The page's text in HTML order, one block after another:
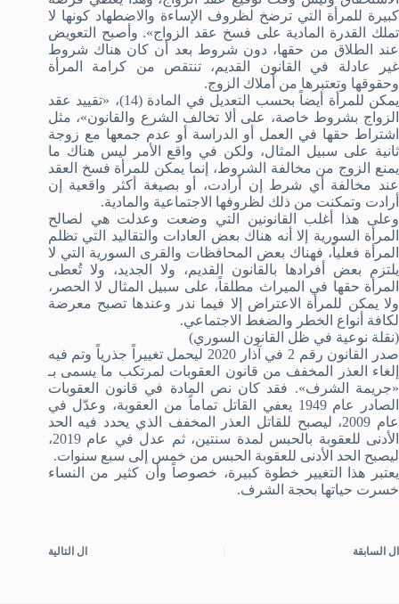
كبيرة للمرأة التي ترضخ لظروف الإساءة والاضطهاد كونها لا
تملك القدرة المادية على فسخ عقد الزواج». وأصبح التعويض
عند الطلاق من حقها، دون شروط بعد أن كان هناك شروط
غير عادلة في القانون القديم، تنتقص من كرامة المرأة
وحقوقها وتعتبرها من أملاك الزوج.
يمكن للمرأة أيضاً بحسب التعديل في المادة (14)، «تقييد عقد
الزواج بشروط خاصة، على ألا تخالف الشرع والقانون»، مثل
اشتراط حقها في العمل أو الدراسة أو عدم جمعها مع زوجة
ثانية على سبيل المثال، ولكن في واقع الأمر ليس هناك ما
يمنع الزوج من مخالفة الشروط، إنما يمكن للمرأة فسخ العقد
عند مخالفة أي شرط إن أرادت، أو بصيغة أكثر واقعية إن
أرادت وتمكنت من ذلك لظروفها الاجتماعية والمادية.
وعلى هذا أغلب القانونين التي وضعت وعدلت هي لصالح
المرأة السورية إلا أنه هناك بعض العادات والتقاليد التي تظلم
المرأة فعلياً، فهناك بعض المحافظات والقرى السورية التي لا
يلتزم بعض أفرادها بالقانون القديم، ولا الجديد، ولا تُعطى
المرأة حقها في الميراث مطلقاً، على سبيل المثال لا الحصر،
ولا يمكن للمرأة الاعتراض إلا فيما ندر وعندها تصبح معرضة
لكافة أنواع الخطر والضغط الاجتماعي.
(نقلة نوعية في ظل القانون السوري)
صدر القانون رقم 2 في آذار 2020 ليحمل تغييراً جذرياً وتم فيه
إلغاء العذر المخفف من قانون العقوبات لمرتكب ما يسمى بـ
«جريمة الشرف». فقد كان نص المادة في قانون العقوبات
الصادر عام 1949 يعفي القاتل تماماً من العقوبة، وعدّل في
عام 2009، ليصبح للقاتل العذر المخفف الذي يحدد فيه الحد
الأدنى للعقوبة بالحبس لمدة سنتين، ثم عدل في عام 2019،
ليصبح الحد الأدنى للعقوبة الحبس من خمس إلى سبع سنوات.
يعتبر هذا التغيير خطوة كبيرة، خصوصاً وأن كثير من النساء
خسرت حياتها بحجة الشرف.
ال السابقة ال التالية